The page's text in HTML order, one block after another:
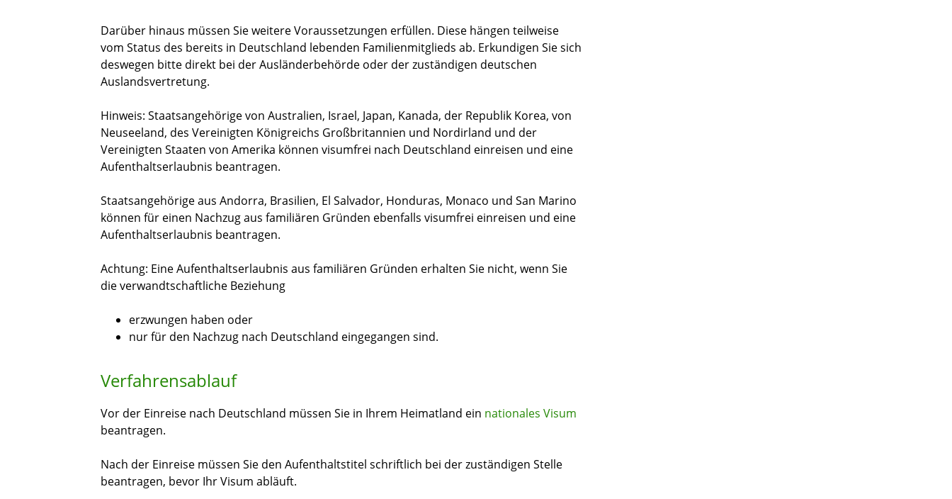
Darüber hinaus müssen Sie weitere Voraussetzungen erfüllen. Diese hängen teilweise
vom Status des bereits in Deutschland lebenden Familienmitglieds ab. Erkundigen Sie sich
deswegen bitte direkt bei der Ausländerbehörde oder der zuständigen deutschen
Auslandsvertretung.
Hinweis: Staatsangehörige von Australien, Israel, Japan, Kanada, der Republik Korea, von
Neuseeland, des Vereinigten Königreichs Großbritannien und Nordirland und der
Vereinigten Staaten von Amerika können visumfrei nach Deutschland einreisen und eine
Aufenthaltserlaubnis beantragen.
Staatsangehörige aus Andorra, Brasilien, El Salvador, Honduras, Monaco und San Marino
können für einen Nachzug aus familiären Gründen ebenfalls visumfrei einreisen und eine
Aufenthaltserlaubnis beantragen.
Achtung: Eine Aufenthaltserlaubnis aus familiären Gründen erhalten Sie nicht, wenn Sie
die verwandtschaftliche Beziehung
erzwungen haben oder
nur für den Nachzug nach Deutschland eingegangen sind.
Verfahrensablauf
Vor der Einreise nach Deutschland müssen Sie in Ihrem Heimatland ein nationales Visum
beantragen.
Nach der Einreise müssen Sie den Aufenthaltstitel schriftlich bei der zuständigen Stelle
beantragen, bevor Ihr Visum abläuft.